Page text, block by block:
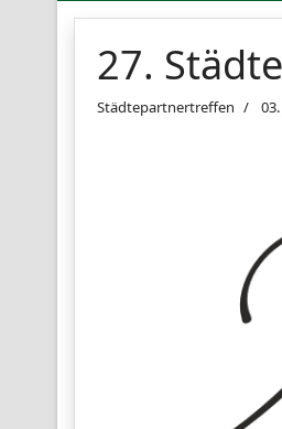
27.
Städtepartnertreffen